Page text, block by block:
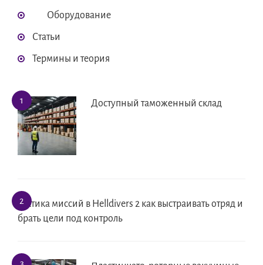
Оборудование
Статьи
Термины и теория
Доступный таможенный склад
Тактика миссий в Helldivers 2 как выстраивать отряд и
брать цели под контроль